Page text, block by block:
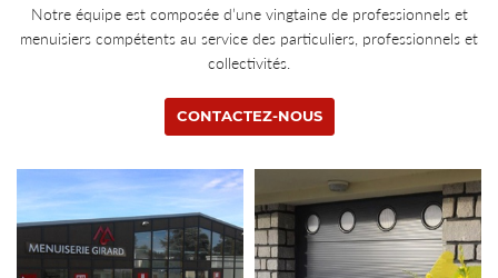
Notre équipe est composée d’une vingtaine de professionnels et
menuisiers compétents au service des particuliers, professionnels et
collectivités.
CONTACTEZ-NOUS